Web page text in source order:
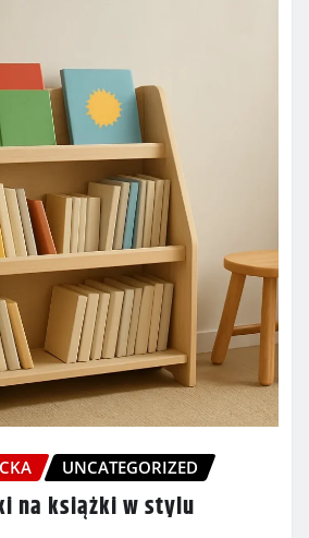
UNCATEGORIZED
na książki w stylu